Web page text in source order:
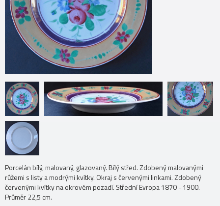
Porcelán bílý, malovaný, glazovaný. Bílý střed. Zdobený malovanými
růžemi s listy a modrými kvítky. Okraj s červenými linkami. Zdobený
červenými kvítky na okrovém pozadí. Střední Evropa 1870 - 1900.
Průměr 22,5 cm.